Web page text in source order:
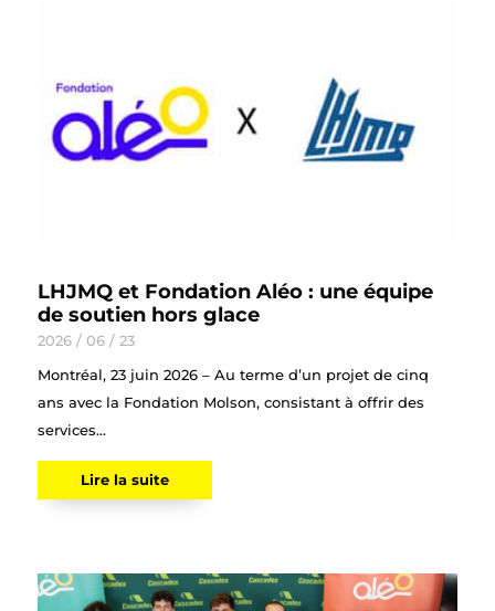
LHJMQ et Fondation Aléo : une équipe
de soutien hors glace
2026 / 06 / 23
Montréal, 23 juin 2026 – Au terme d’un projet de cinq
ans avec la Fondation Molson, consistant à offrir des
services...
Lire la suite